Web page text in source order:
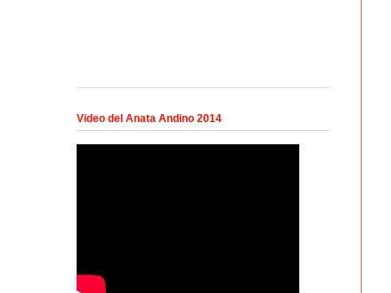
Video del Anata Andino 2014